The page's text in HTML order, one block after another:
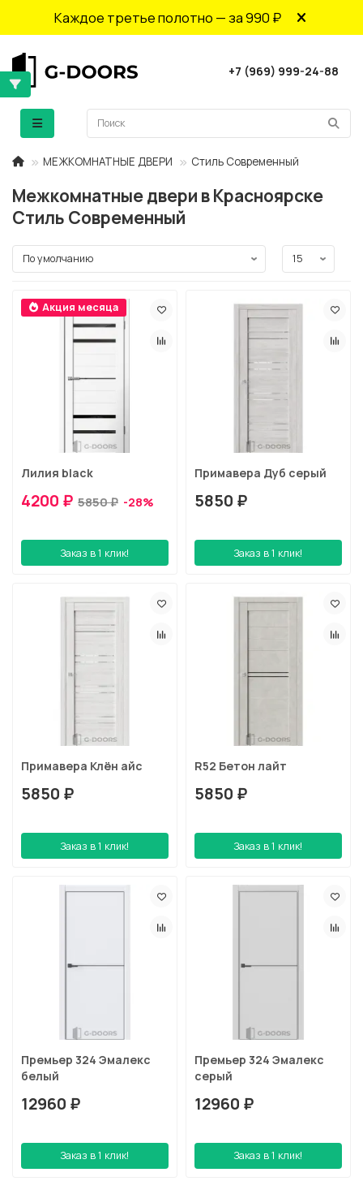
Каждое третье полотно — за 990 ₽
+7 (969) 999-24-88
МЕЖКОМНАТНЫЕ ДВЕРИ Стиль Современный
Межкомнатные двери в Красноярске
Стиль Современный
Акция месяца
Лилия black
5850 ₽
4200 ₽ -28%
Заказ в 1 клик!
Примавера Дуб серый
5850 ₽
Заказ в 1 клик!
Примавера Клён айс
5850 ₽
Заказ в 1 клик!
R52 Бетон лайт
5850 ₽
Заказ в 1 клик!
Премьер 324 Эмалекс
белый
12960 ₽
Заказ в 1 клик!
Премьер 324 Эмалекс
серый
12960 ₽
Заказ в 1 клик!